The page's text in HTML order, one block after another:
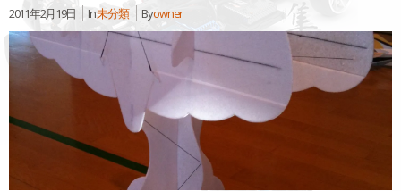
ィ
ン
ド
ウ
で
開
く
だ
さ
ウ
ィ
開
き
2011年2月19日 In未分類 Byowner